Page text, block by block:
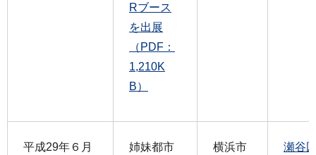
Rブース
を出展
（PDF：
1,210K
B）
平成29年６月
姉妹都市
横浜市 瀬谷